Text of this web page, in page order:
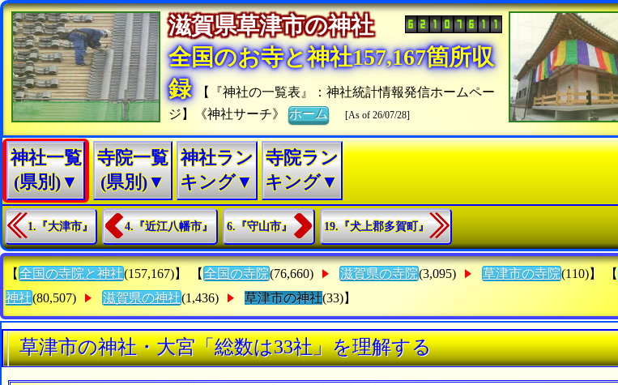
滋賀県草津市の神社
全国のお寺と神社157,167箇所収
録
【『神社の一覧表』：神社統計情報発信ホームペー
ジ】《神社サーチ》ホーム [As of 26/07/28]
神社一覧
(県別)▼
寺院一覧
(県別)▼
神社ラン
キング▼
寺院ラン
キング▼
1.『大津市』 4.『近江八幡市』 6.『守山市』 19.『犬上郡多賀町』
【 全国の寺院と神社(157,167)】 【 全国の寺院(76,660) 滋賀県の寺院(3,095) 草津市の寺院(110)】 【
神社(80,507) 滋賀県の神社(1,436) 草津市の神社(33)】
草津市の神社・大宮「総数は33社」を理解する